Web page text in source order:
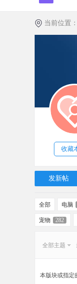
当前位置：
收藏
发新帖
全部 电脑
宠物 282
全部主题
本版块或指定